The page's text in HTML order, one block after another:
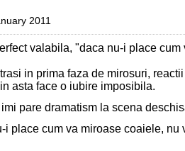
2011
valabila, "daca nu-i place
in prima faza de mirosuri,
asta face o iubire imposibila.
pare dramatism la scena
i place cum va miroase coaiele, nu